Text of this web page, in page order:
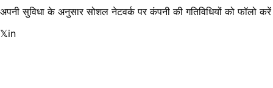
अपनी सुविधा के अनुसार सोशल नेटवर्क पर कंपनी की गतिविधियों को फॉलो करें
𝕏in